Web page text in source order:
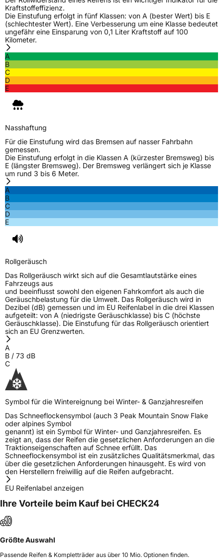
M+SJa
VerstärktXL
FelgenschutzFR
EU Label
Effizienz
Nasshaftung
Rollgeräusch (Klasse)
Rollgeräusch (dB)73
EPREL ID
Allgemeine Produktsicherheit (GPSR)
HerstellerkontaktContinental Reifen Deutschland GmbH,
Deutschland,
customerservice_tires@conti.de
Verantwortliche
in der EU
Gallen Liu, www.wanlitire.cn,
gallenliu@wanlitire.cn, +8613326453066
Kraftstoffeffizienz.
Die Einstufung erfolgt in fünf Klassen: von A (bester Wert) bis E
(schlechtester Wert). Eine Verbesserung um eine Klasse bedeutet
ungefähr eine Einsparung von 0,1 Liter Kraftstoff auf 100
Kilometer.
A
B
C
D
E
Nasshaftung
Für die Einstufung wird das Bremsen auf nasser Fahrbahn
gemessen.
Die Einstufung erfolgt in die Klassen A (kürzester Bremsweg) bis
E (längster Bremsweg). Der Bremsweg verlängert sich je Klasse
um rund 3 bis 6 Meter.
A
B
C
D
E
Rollgeräusch
Das Rollgeräusch wirkt sich auf die Gesamtlautstärke eines
Fahrzeugs aus
und beeinflusst sowohl den eigenen Fahrkomfort als auch die
Geräuschbelastung für die Umwelt. Das Rollgeräusch wird in
Dezibel (dB) gemessen und im EU Reifenlabel in die drei Klassen
aufgeteilt: von A (niedrigste Geräuschklasse) bis C (höchste
Geräuschklasse). Die Einstufung für das Rollgeräusch orientiert
sich an EU Grenzwerten.
A
B / 73 dB
C
Symbol für die Wintereignung bei Winter- & Ganzjahresreifen
Das Schneeflockensymbol (auch 3 Peak Mountain Snow Flake
oder alpines Symbol
genannt) ist ein Symbol für Winter- und Ganzjahresreifen. Es
zeigt an, dass der Reifen die gesetzlichen Anforderungen an die
Traktionseigenschaften auf Schnee erfüllt. Das
Schneeflockensymbol ist ein zusätzliches Qualitätsmerkmal, das
über die gesetzlichen Anforderungen hinausgeht. Es wird von
den Herstellern freiwillig auf die Reifen aufgebracht.
EU Reifenlabel anzeigen
Ihre Vorteile beim Kauf bei CHECK24
Größte Auswahl
Passende Reifen & Kompletträder aus über 10 Mio. Optionen finden.